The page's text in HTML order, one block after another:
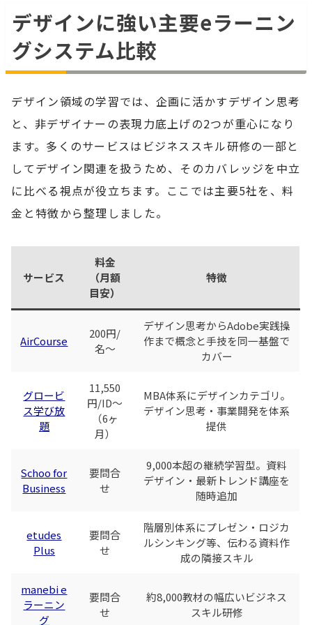
デザインに強い主要eラーニン
グシステム比較
デザイン領域の学習では、企画に活かすデザイン思考
と、非デザイナーの表現力底上げの2つが重心になり
ます。多くのサービスはビジネススキル研修の一部と
してデザイン関連を扱うため、そのカバレッジを中立
に比べる視点が役立ちます。ここでは主要5社を、料
金と特徴から整理しました。
サービス
料金
（月額
目安）
特徴
AirCourse
200円/
名〜
デザイン思考からAdobe実践操
作まで概念と手技を同一基盤で
カバー
グロービ
ス学び放
題
11,550
円/ID〜
（6ヶ
月）
MBA体系にデザインカテゴリ。
デザイン思考・事業開発を体系
提供
Schoo for
Business
要問合
せ
9,000本超の継続学習型。資料
デザイン・最新トレンド講座を
随時追加
etudes
Plus
要問合
せ
階層別体系にプレゼン・ロジカ
ルシンキング等、伝わる資料作
成の隣接スキル
manebi e
ラーニン
グ
要問合
せ
約8,000教材の幅広いビジネス
スキル研修